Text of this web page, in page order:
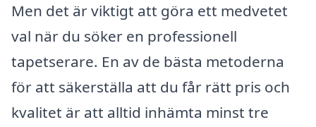
Men det är viktigt att göra ett medvetet
val när du söker en professionell
tapetserare. En av de bästa metoderna
för att säkerställa att du får rätt pris och
kvalitet är att alltid inhämta minst tre